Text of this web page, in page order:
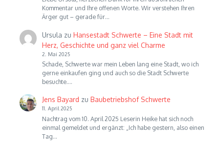
Kommentar und Ihre offenen Worte. Wir verstehen Ihren
Ärger gut – gerade für…
Ursula zu Hansestadt Schwerte – Eine Stadt mit
Herz, Geschichte und ganz viel Charme
2. Mai 2025
Schade, Schwerte war mein Leben lang eine Stadt, wo ich
gerne einkaufen ging und auch so die Stadt Schwerte
besuchte.…
Jens Bayard zu Baubetriebshof Schwerte
11. April 2025
Nachtrag vom 10. April 2025 Leserin Heike hat sich noch
einmal gemeldet und ergänzt: „Ich habe gestern, also einen
Tag…